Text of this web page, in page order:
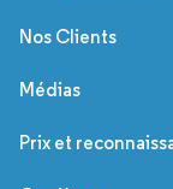
Nos Clients
Médias
Prix et